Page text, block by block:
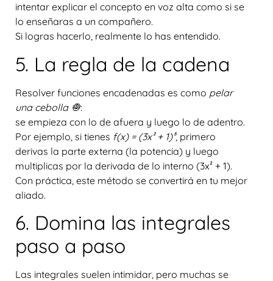
intentar explicar el concepto en voz alta como si se
lo enseñaras a un compañero.
Si logras hacerlo, realmente lo has entendido.
5. La regla de la cadena
Resolver funciones encadenadas es como pelar
una cebolla 🧅:
se empieza con lo de afuera y luego lo de adentro.
Por ejemplo, si tienes f(x) = (3x² + 1)⁵, primero
derivas la parte externa (la potencia) y luego
multiplicas por la derivada de lo interno (3x² + 1).
Con práctica, este método se convertirá en tu mejor
aliado.
6. Domina las integrales
paso a paso
Las integrales suelen intimidar, pero muchas se